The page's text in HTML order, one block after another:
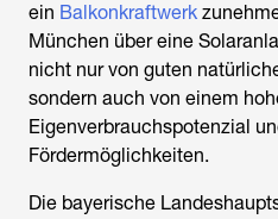
ein Balkonkraftwerk
München über eine
nicht nur von guten
sondern auch von einem
Eigenverbrauchspotenzial
Fördermöglichkeiten.
Die bayerische